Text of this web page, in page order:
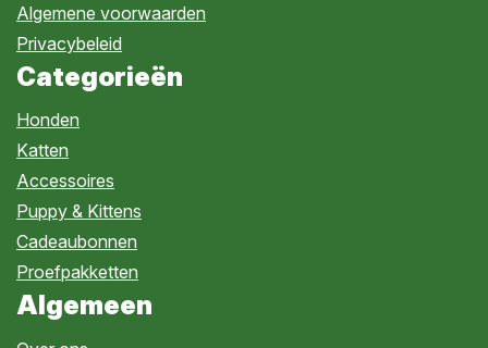
Algemene voorwaarden
Privacybeleid
Categorieën
Honden
Katten
Accessoires
Puppy & Kittens
Cadeaubonnen
Proefpakketten
Algemeen